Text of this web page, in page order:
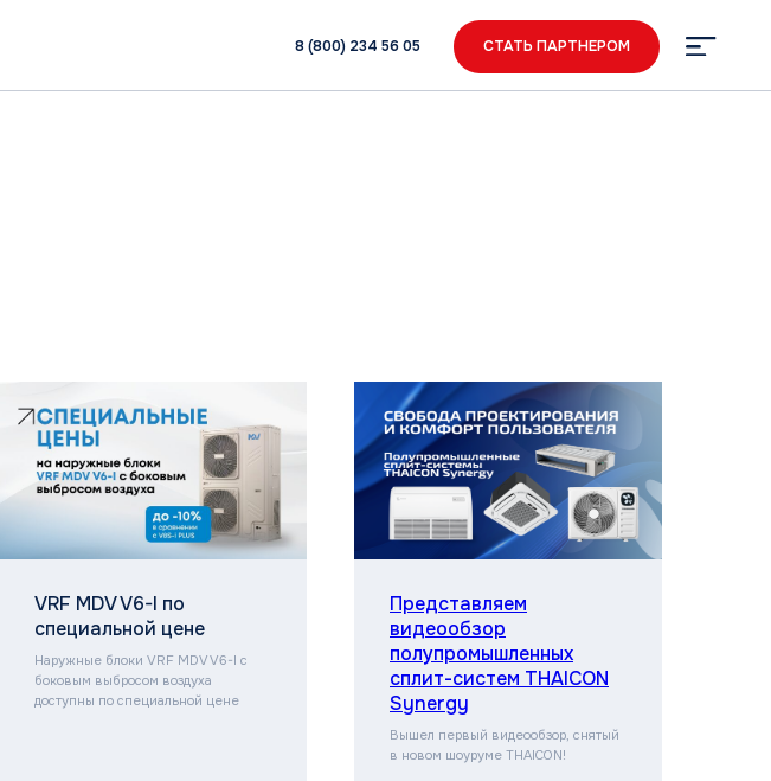
СТАТЬ ПАРТНЕРОМ
VRF MDV V6-I по
специальной цене
Наружные блоки VRF MDV V6-I с
боковым выбросом воздуха
доступны по специальной цене
Представляем
видеообзор
полупромышленных
сплит-систем THAICON
Synergy
Вышел первый видеообзор, снятый
в новом шоуруме THAICON!